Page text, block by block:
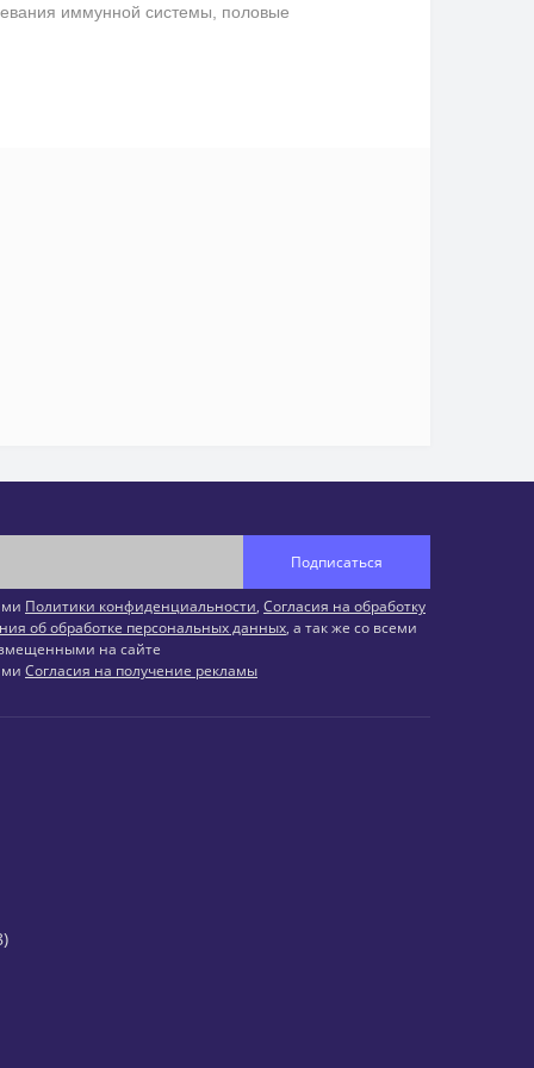
иммунной системы, половые
Подписаться
Политики конфиденциальности, Согласия на обработку
об обработке персональных данных, а так же со всеми
на сайте
Согласия на получение рекламы